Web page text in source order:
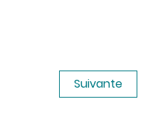
Suivante